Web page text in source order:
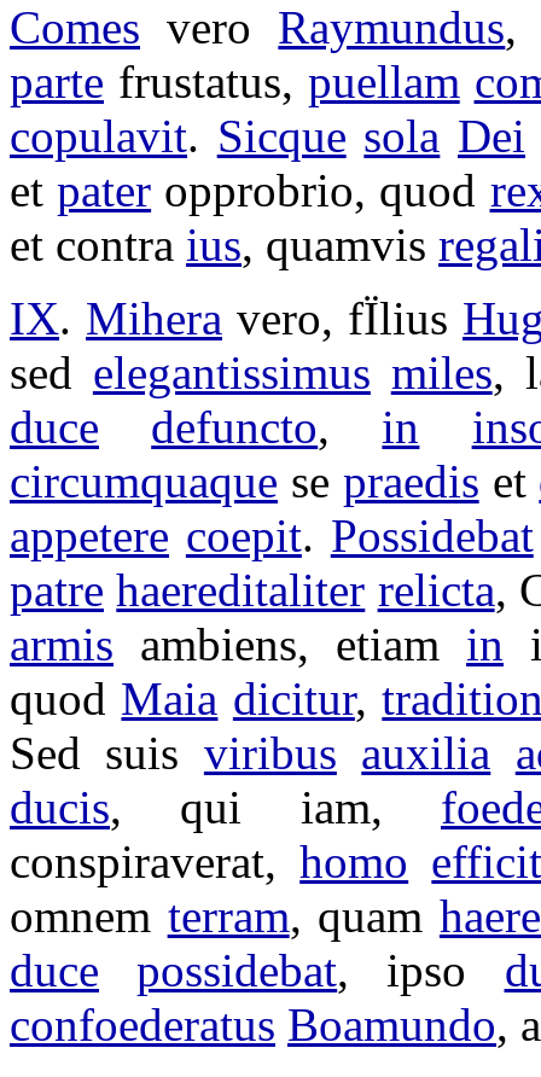
Comes vero Raymundus
parte frustatus, puellam
copulavit. Sicque sola Dei
etpater opprobrio, quod
et contra ius, quamvis
IX. Mihera vero, fÏlius
sed elegantissimus miles,
duce
defuncto, in
circumquaque se praedis et
appetere coepit. Possidebat
patre haereditaliter relicta,
armis ambiens, etiam in
quod Maia dicitur,
Sed suis viribus auxilia
ducis, qui iam,
conspiraverat,homo
omnem terram, quam
duce
possidebat, ipso
confoederatus Boamundo,